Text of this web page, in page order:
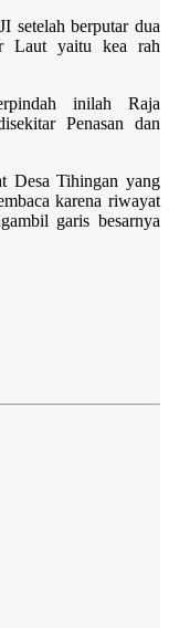
setelah berputar dua
Laut yaitu kea rah
inilah Raja
Penasan dan
Desa Tihingan yang
karena riwayat
garis besarnya